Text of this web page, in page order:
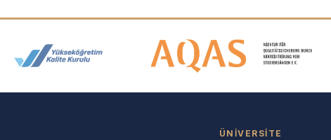
Akreditasyon ve Üyelik Logoları
ÜNIVERSITE